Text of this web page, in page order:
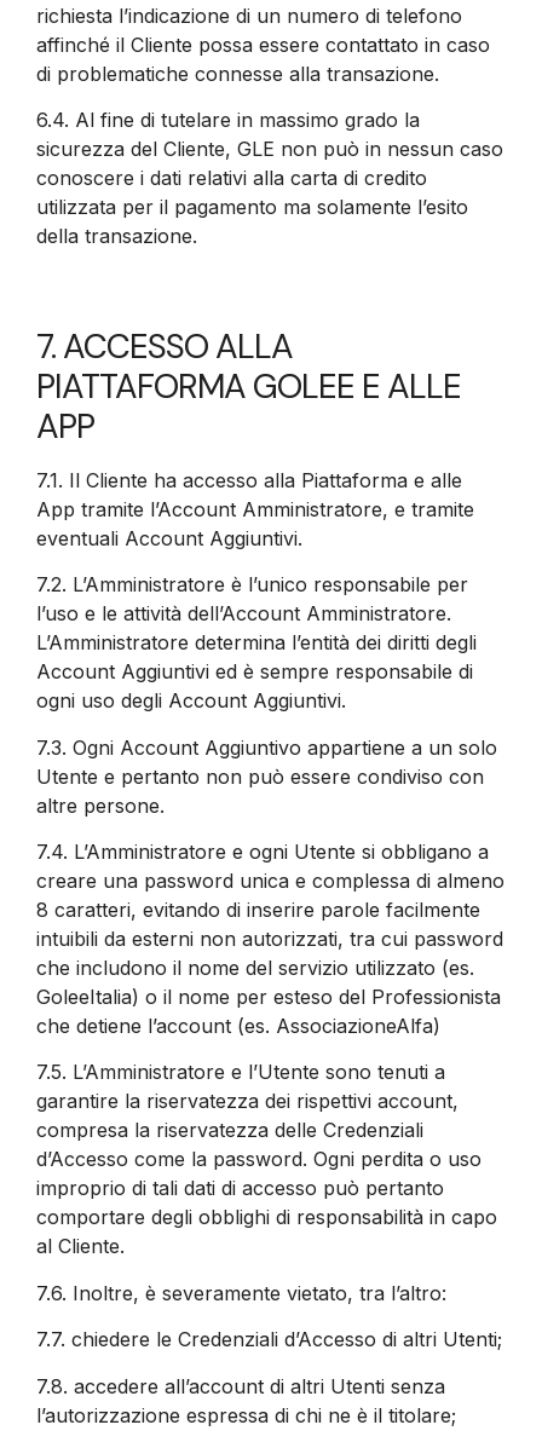
richiesta l’indicazione di un numero di telefono
affinché il Cliente possa essere contattato in caso
di problematiche connesse alla transazione.
6.4. Al fine di tutelare in massimo grado la
sicurezza del Cliente, GLE non può in nessun caso
conoscere i dati relativi alla carta di credito
utilizzata per il pagamento ma solamente l’esito
della transazione.
7. ACCESSO ALLA
PIATTAFORMA GOLEE E ALLE
APP
7.1. Il Cliente ha accesso alla Piattaforma e alle
App tramite l’Account Amministratore, e tramite
eventuali Account Aggiuntivi.
7.2. L’Amministratore è l’unico responsabile per
l’uso e le attività dell’Account Amministratore.
L’Amministratore determina l’entità dei diritti degli
Account Aggiuntivi ed è sempre responsabile di
ogni uso degli Account Aggiuntivi.
7.3. Ogni Account Aggiuntivo appartiene a un solo
Utente e pertanto non può essere condiviso con
altre persone.
7.4. L’Amministratore e ogni Utente si obbligano a
creare una password unica e complessa di almeno
8 caratteri, evitando di inserire parole facilmente
intuibili da esterni non autorizzati, tra cui password
che includono il nome del servizio utilizzato (es.
GoleeItalia) o il nome per esteso del Professionista
che detiene l’account (es. AssociazioneAlfa)
7.5. L’Amministratore e l’Utente sono tenuti a
garantire la riservatezza dei rispettivi account,
compresa la riservatezza delle Credenziali
d’Accesso come la password. Ogni perdita o uso
improprio di tali dati di accesso può pertanto
comportare degli obblighi di responsabilità in capo
al Cliente.
7.6. Inoltre, è severamente vietato, tra l’altro:
7.7. chiedere le Credenziali d’Accesso di altri Utenti;
7.8. accedere all’account di altri Utenti senza
l’autorizzazione espressa di chi ne è il titolare;